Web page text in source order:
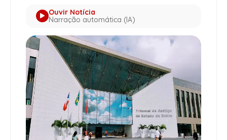
Ouvir Notícia
Narração automática (IA)